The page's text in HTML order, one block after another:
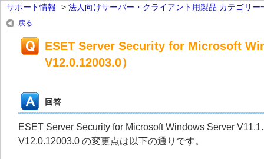
サポート情報 > 法人向けサーバー・クライアント用製品 カテゴリー
戻る
ESET Server Security for Microsoft
V12.0.12003.0）
回答
ESET Server Security for Microsoft Windows Server
V12.0.12003.0 の変更点は以下の通りです。